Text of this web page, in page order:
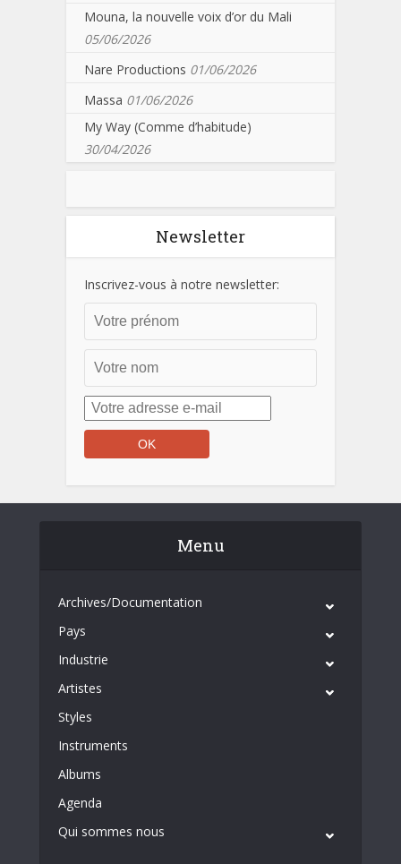
Mouna, la nouvelle voix d’or du Mali
05/06/2026
Nare Productions 01/06/2026
Massa 01/06/2026
My Way (Comme d’habitude)
30/04/2026
Newsletter
Inscrivez-vous à notre newsletter:
Menu
Archives/Documentation
Pays
Industrie
Artistes
Styles
Instruments
Albums
Agenda
Qui sommes nous